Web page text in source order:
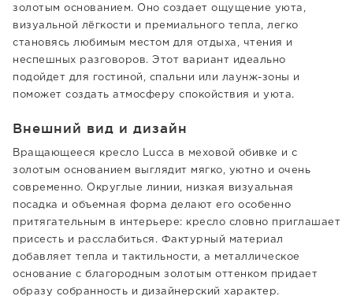
золотым основанием. Оно создает ощущение уюта,
визуальной лёгкости и премиального тепла, легко
становясь любимым местом для отдыха, чтения и
неспешных разговоров. Этот вариант идеально
подойдет для гостиной, спальни или лаунж-зоны и
поможет создать атмосферу спокойствия и уюта.
Внешний вид и дизайн
Вращающееся кресло Lucca в меховой обивке и с
золотым основанием выглядит мягко, уютно и очень
современно. Округлые линии, низкая визуальная
посадка и объемная форма делают его особенно
притягательным в интерьере: кресло словно приглашает
присесть и расслабиться. Фактурный материал
добавляет тепла и тактильности, а металлическое
основание с благородным золотым оттенком придает
образу собранность и дизайнерский характер.